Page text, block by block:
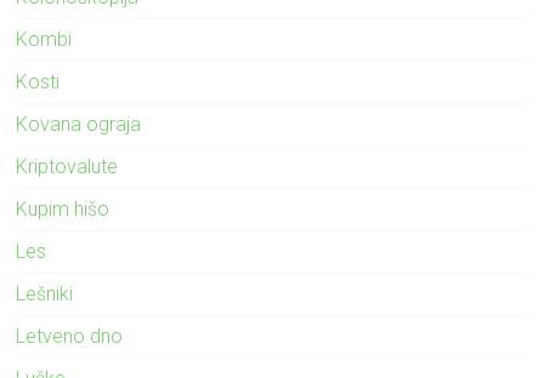
Kombi
Kosti
Kovana ograja
Kriptovalute
Kupim hišo
Les
Lešniki
Letveno dno